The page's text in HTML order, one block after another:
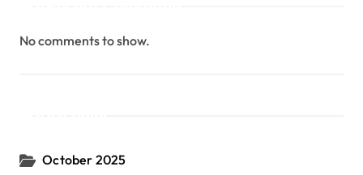
No comments to show.
October 2025